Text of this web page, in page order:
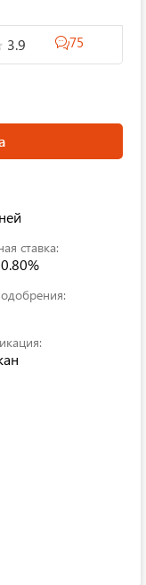
3.9 75
ставка: